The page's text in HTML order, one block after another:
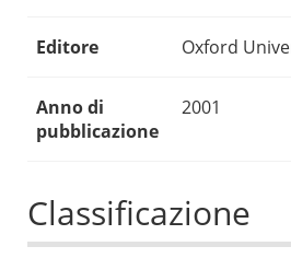
Editore Oxford
Anno di
pubblicazione
2001
Classificazione